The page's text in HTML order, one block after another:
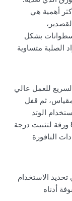
أهمية هي
بشكل
الصلبة متساوية
للعمل عالي
ثم قفل
الوتد
المرجعي؛ قم بتشغيل عملية إحماء 50-80 ورقة لتثبيت درجة
النافورة
الاستخدام
أدناه